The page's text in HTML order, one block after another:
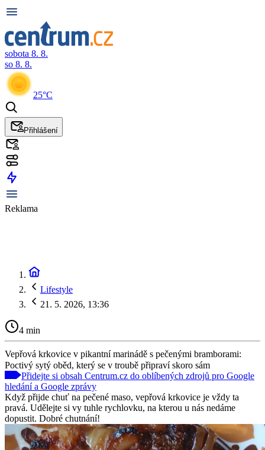
sobota 8. 8.
so 8. 8.
25°C
Přihlášení
Reklama
Lifestyle
21. 5. 2026, 13:36
4 min
Vepřová krkovice v pikantní marinádě s pečenými bramborami:
Poctivý sytý oběd, který se v troubě připraví skoro sám
Přidejte si obsah Centrum.cz do oblíbených zdrojů pro Google
hledání a Google zprávy
Když přijde chuť na pečené maso, vepřová krkovice je vždy ta
pravá. Udělejte si vy tuhle rychlovku, na kterou u nás nedáme
dopustit. Dobré chutnání!